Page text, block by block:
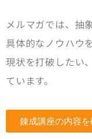
メルマガでは、抽
具体的なノウハウ
現状を打破したい
ています。
錬成講座の内容を